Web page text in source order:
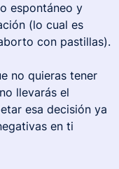
espontáneo y
(lo cual es
con pastillas).
no quieras tener
llevarás el
esa decisión ya
en ti